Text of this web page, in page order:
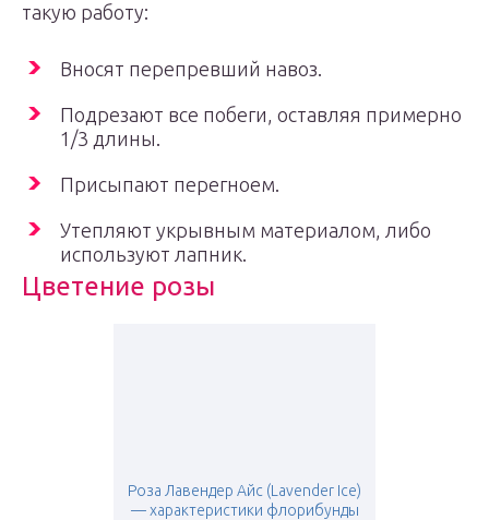
такую работу:
Вносят перепревший навоз.
Подрезают все побеги, оставляя примерно
1/3 длины.
Присыпают перегноем.
Утепляют укрывным материалом, либо
используют лапник.
Цветение розы
Роза Лавендер Айс (Lavender Ice)
— характеристики флорибунды